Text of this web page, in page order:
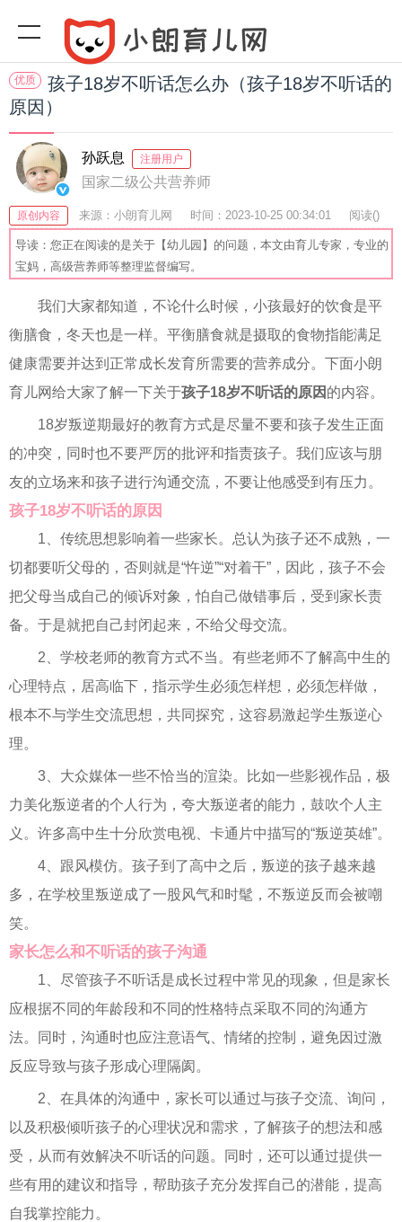
优质
孩子18岁不听话怎么办（孩子18岁不听话的
原因）
孙跃息 注册用户
国家二级公共营养师
原创内容 来源：小朗育儿网 时间：2023-10-25 00:34:01 阅读()
收藏：28 分享：40 爆
导读：您正在阅读的是关于【幼儿园】的问题，本文由育儿专家，专业的
宝妈，高级营养师等整理监督编写。
我们大家都知道，不论什么时候，小孩最好的饮食是平
衡膳食，冬天也是一样。平衡膳食就是摄取的食物指能满足
健康需要并达到正常成长发育所需要的营养成分。下面小朗
育儿网给大家了解一下关于孩子18岁不听话的原因 的内容。
18岁叛逆期最好的教育方式是尽量不要和孩子发生正面
的冲突，同时也不要严厉的批评和指责孩子。我们应该与朋
友的立场来和孩子进行沟通交流，不要让他感受到有压力。
孩子18岁不听话的原因
1、传统思想影响着一些家长。总认为孩子还不成熟，一
切都要听父母的，否则就是“忤逆”“对着干”，因此，孩子不会
把父母当成自己的倾诉对象，怕自己做错事后，受到家长责
备。于是就把自己封闭起来，不给父母交流。
2、学校老师的教育方式不当。有些老师不了解高中生的
心理特点，居高临下，指示学生必须怎样想，必须怎样做，
根本不与学生交流思想，共同探究，这容易激起学生叛逆心
理。
3、大众媒体一些不恰当的渲染。比如一些影视作品，极
力美化叛逆者的个人行为，夸大叛逆者的能力，鼓吹个人主
义。许多高中生十分欣赏电视、卡通片中描写的“叛逆英雄”。
4、跟风模仿。孩子到了高中之后，叛逆的孩子越来越
多，在学校里叛逆成了一股风气和时髦，不叛逆反而会被嘲
笑。
家长怎么和不听话的孩子沟通
1、尽管孩子不听话是成长过程中常见的现象，但是家长
应根据不同的年龄段和不同的性格特点采取不同的沟通方
法。同时，沟通时也应注意语气、情绪的控制，避免因过激
反应导致与孩子形成心理隔阂。
2、在具体的沟通中，家长可以通过与孩子交流、询问，
以及积极倾听孩子的心理状况和需求，了解孩子的想法和感
受，从而有效解决不听话的问题。同时，还可以通过提供一
些有用的建议和指导，帮助孩子充分发挥自己的潜能，提高
自我掌控能力。